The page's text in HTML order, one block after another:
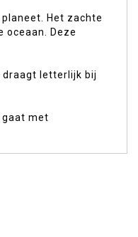
Het zachte
oceaan. Deze
draagt letterlijk bij
gaat met